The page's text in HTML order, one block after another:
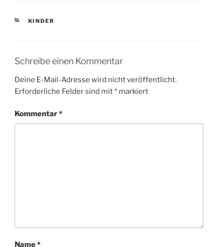
KATEGORIEN
KINDER
Schreibe einen Kommentar
Deine E-Mail-Adresse wird nicht veröffentlicht.
Erforderliche Felder sind mit* markiert
Kommentar*
Name*